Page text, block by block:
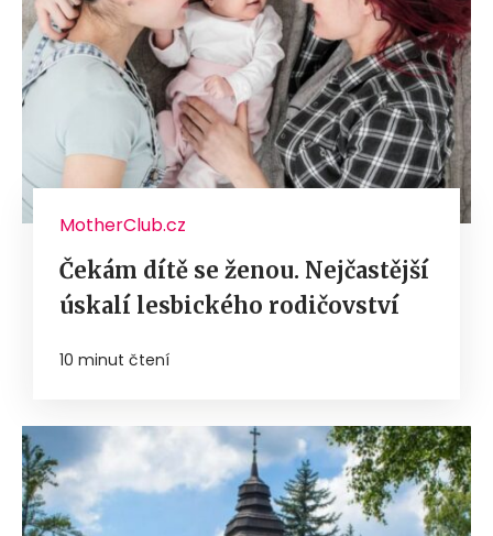
MotherClub.cz
Čekám dítě se ženou. Nejčastější
úskalí lesbického rodičovství
10 minut čtení